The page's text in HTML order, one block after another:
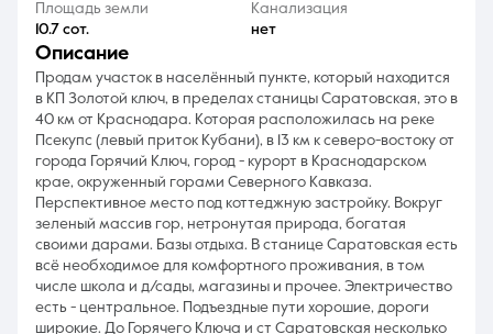
8 (861) 297-00-00
Ежедневно с 08:30 до 20:00
Площадь земли
10.7 сот.
Канализация
нет
описание
Продам участок в населённый пункте, который находится
в КП Золотой ключ, в пределах станицы Саратовская, это в
40 км от Краснодара. Которая расположилась на реке
Псекупс (левый приток Кубани), в 13 км к северо-востоку от
города Горячий Ключ, город - курорт в Краснодарском
крае, окруженный горами Северного Кавказа.
Перспективное место под коттеджную застройку. Вокруг
зеленый массив гор, нетронутая природа, богатая
своими дарами. Базы отдыха. В станице Саратовская есть
всё необходимое для комфортного проживания, в том
числе школа и д/сады, магазины и прочее. Электричество
есть - центральное. Подъездные пути хорошие, дороги
широкие. До Горячего Ключа и ст Саратовская несколько